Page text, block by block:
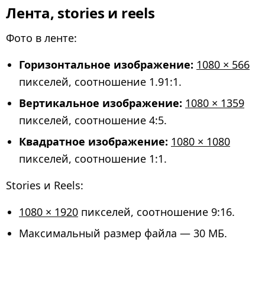
Лента, stories и reels
Фото в ленте:
Горизонтальное изображение: 1080 × 566
пикселей, соотношение 1.91:1.
Вертикальное изображение: 1080 × 1359
пикселей, соотношение 4:5.
Квадратное изображение: 1080 × 1080
пикселей, соотношение 1:1.
Stories и Reels:
1080 × 1920 пикселей, соотношение 9:16.
Максимальный размер файла — 30 МБ.